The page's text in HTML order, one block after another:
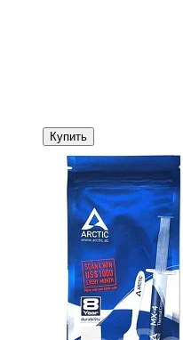
Купить